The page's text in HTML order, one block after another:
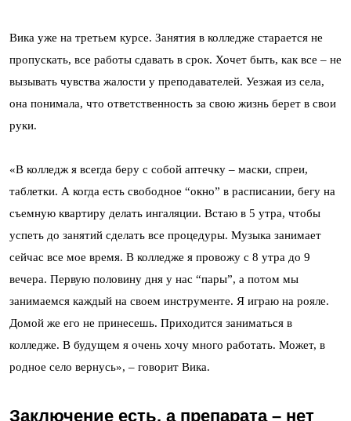
Вика уже на третьем курсе. Занятия в колледже старается не
пропускать, все работы сдавать в срок. Хочет быть, как все – не
вызывать чувства жалости у преподавателей. Уезжая из села,
она понимала, что ответственность за свою жизнь берет в свои
руки.
«В колледж я всегда беру с собой аптечку – маски, спреи,
таблетки. А когда есть свободное “окно” в расписании, бегу на
съемную квартиру делать ингаляции. Встаю в 5 утра, чтобы
успеть до занятий сделать все процедуры. Музыка занимает
сейчас все мое время. В колледже я провожу с 8 утра до 9
вечера. Первую половину дня у нас “пары”, а потом мы
занимаемся каждый на своем инструменте. Я играю на рояле.
Домой же его не принесешь. Приходится заниматься в
колледже. В будущем я очень хочу много работать. Может, в
родное село вернусь», – говорит Вика.
Заключение есть, а препарата – нет